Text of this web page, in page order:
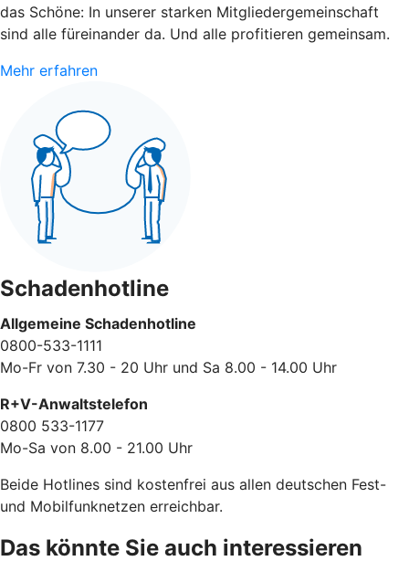
das Schöne: In unserer starken Mitgliedergemeinschaft
sind alle füreinander da. Und alle profitieren gemeinsam.
Mehr erfahren
Schadenhotline
Allgemeine Schadenhotline
0800-533-1111
Mo-Fr von 7.30 - 20 Uhr und Sa 8.00 - 14.00 Uhr
R+V-Anwaltstelefon
0800 533-1177
Mo-Sa von 8.00 - 21.00 Uhr
Beide Hotlines sind kostenfrei aus allen deutschen Fest-
und Mobilfunknetzen erreichbar.
Das könnte Sie auch interessieren